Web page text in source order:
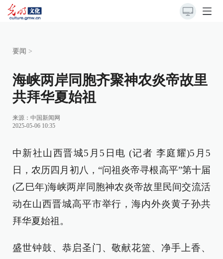
要闻 >
海峡两岸同胞齐聚神农炎帝故里
共拜华夏始祖
来源： 中国新闻网
2025-05-06 10:35
中新社山西晋城5月5日电 (记者 李庭耀)5月5
日，农历四月初八，“问祖炎帝寻根高平”第十届
(乙巳年)海峡两岸同胞神农炎帝故里民间交流活
动在山西晋城高平市举行，海内外炎黄子孙共
拜华夏始祖。
盛世钟鼓、恭启圣门、敬献花篮、净手上香、